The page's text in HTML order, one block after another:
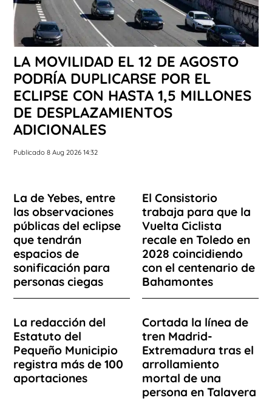
LA MOVILIDAD EL 12 DE AGOSTO
PODRÍA DUPLICARSE POR EL
ECLIPSE CON HASTA 1,5 MILLONES
DE DESPLAZAMIENTOS
ADICIONALES
Publicado 8 Aug 2026 14:32
La de Yebes, entre
las observaciones
públicas del eclipse
que tendrán
espacios de
sonificación para
personas ciegas
El Consistorio
trabaja para que la
Vuelta Ciclista
recale en Toledo en
2028 coincidiendo
con el centenario de
Bahamontes
La redacción del
Estatuto del
Pequeño Municipio
registra más de 100
aportaciones
Cortada la línea de
tren Madrid-
Extremadura tras el
arrollamiento
mortal de una
persona en Talavera